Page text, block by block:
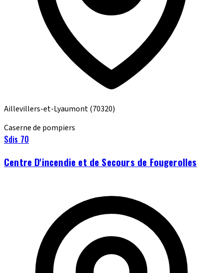
Aillevillers-et-Lyaumont(70320)
Caserne de pompiers
Sdis 70
Centre D'incendie et de Secours de Fougerolles